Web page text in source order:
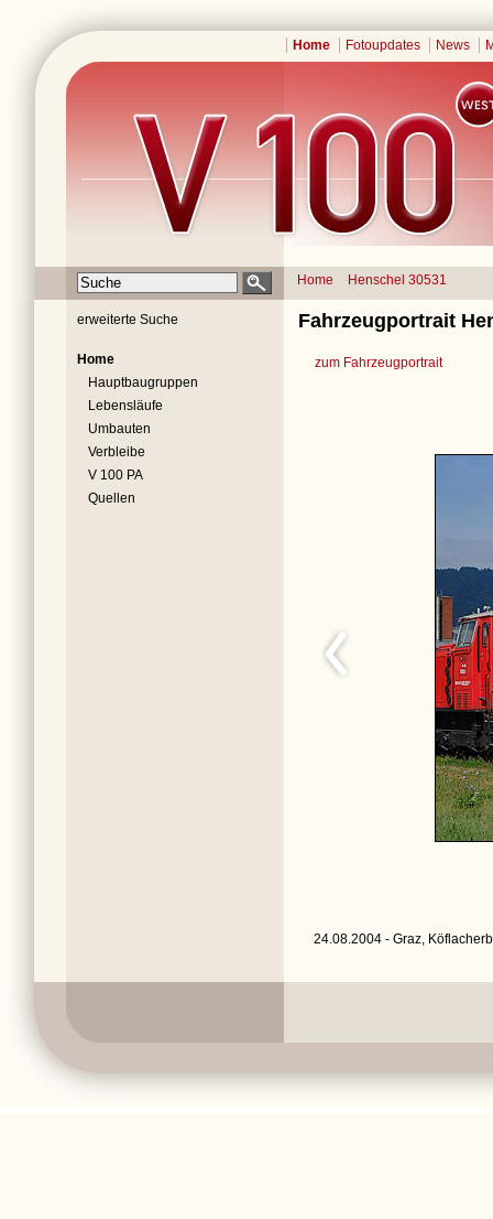
Home Fotoupdates News
Home Henschel 30531
erweiterte Suche
Home
Hauptbaugruppen
Lebensläufe
Umbauten
Verbleibe
V 100 PA
Quellen
Fahrzeugportrait
zum Fahrzeugportrait
24.08.2004 - Graz,